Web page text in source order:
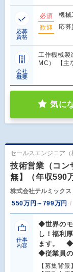
応募
資格
必須
機械
歓迎
応
会社
概要
工作機械製
MC） 【主
気に
セールスエンジニア（
技術営業（コン
無】（年収590
株式会社テルミックス
550万円～799万円
仕事
内容
◆世界の
し！福利
ます。 ◆
◆従業員の
【募集背